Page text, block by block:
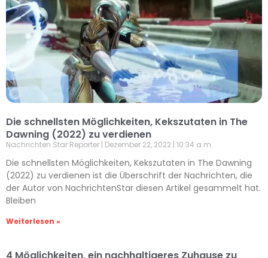
Die schnellsten Möglichkeiten, Kekszutaten in The
Dawning (2022) zu verdienen
Nachrichten Star Reporter Dezember 22, 2022 10:34 a.m.
Die schnellsten Möglichkeiten, Kekszutaten in The Dawning
(2022) zu verdienen ist die Überschrift der Nachrichten, die
der Autor von NachrichtenStar diesen Artikel gesammelt hat.
Bleiben
Weiterlesen »